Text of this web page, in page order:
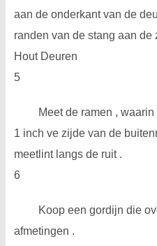
aan de onderkant van de
randen van de stang aan de
Hout Deuren
5
Meet de ramen ,
1 inch ve zijde van de
meetlint langs de ruit .
6
Koop een gordijn die
afmetingen .